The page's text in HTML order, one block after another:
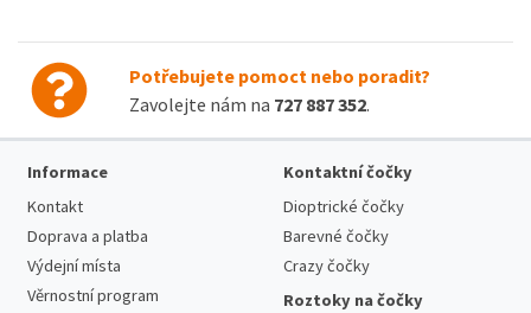
Potřebujete pomoct nebo poradit?
Zavolejte nám na 727 887 352.
Informace
Kontakt
Doprava a platba
Výdejní místa
Věrnostní program
Kontaktní čočky
Dioptrické čočky
Barevné čočky
Crazy čočky
Roztoky na čočky